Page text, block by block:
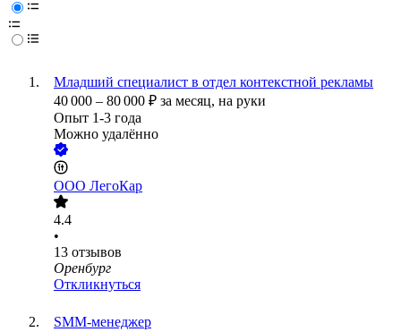
Младший специалист в отдел контекстной рекламы
40 000 – 80 000 ₽ за месяц, на руки
Опыт 1-3 года
Можно удалённо
ООО ЛегоКар
4.4
•
13 отзывов
Оренбург
Откликнуться
SMM-менеджер